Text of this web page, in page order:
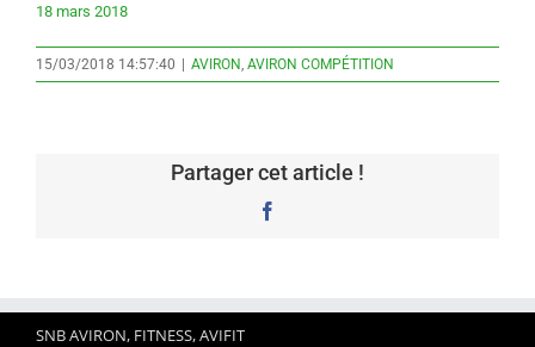
18 mars 2018
15/03/2018 14:57:40 AVIRON, AVIRON COMPÉTITION
Partager cet article !
SNB AVIRON, FITNESS, AVIFIT